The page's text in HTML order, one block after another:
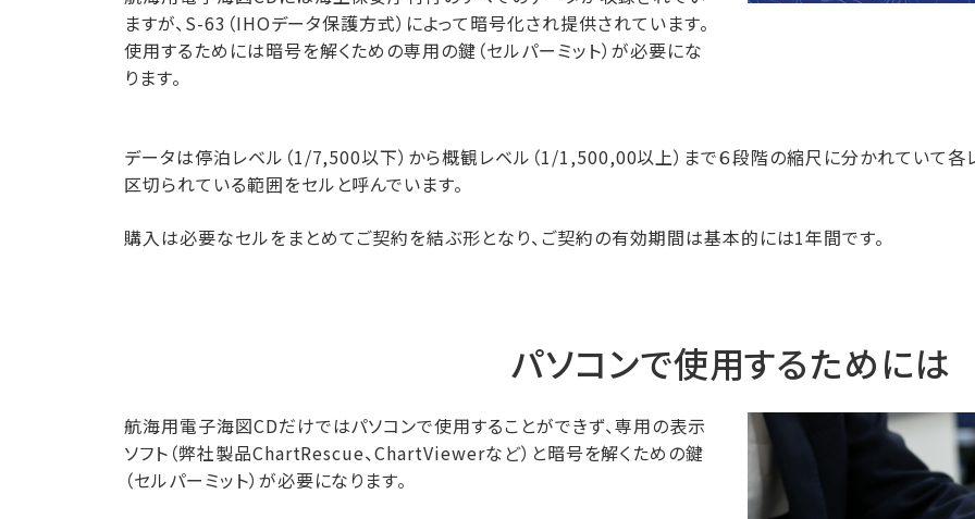
ますが、S-63（IHOデータ保護方式）によって暗号化され提供されています。
使用するためには暗号を解くための専用の鍵（セルパーミット）が必要にな
ります。
データは停泊レベル（1/7,500以下）から概観レベル（1/1,500,00以上）まで６段階の縮尺に分かれていて各
区切られている範囲をセルと呼んでいます。
購入は必要なセルをまとめてご契約を結ぶ形となり、ご契約の有効期間は基本的には1年間です。
パソコンで使用するためには
航海用電子海図CDだけではパソコンで使用することができず、専用の表示
ソフト（弊社製品ChartRescue、ChartViewerなど）と暗号を解くための鍵
（セルパーミット）が必要になります。